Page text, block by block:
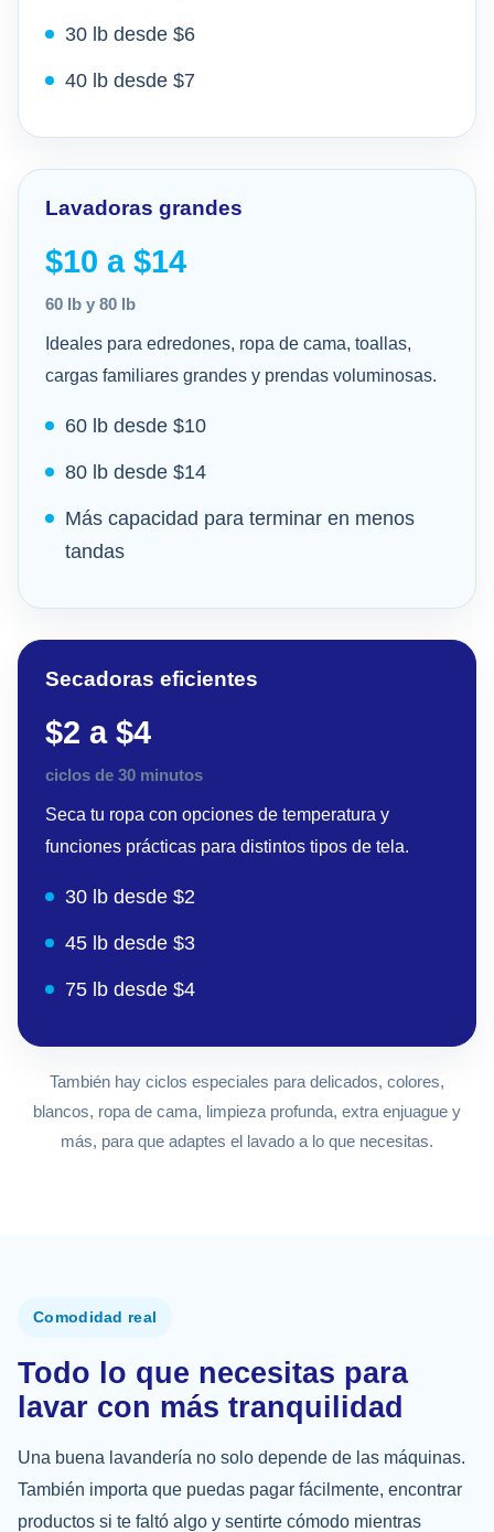
30 lb desde $6
40 lb desde $7
Lavadoras grandes
$10 a $14
60 lb y 80 lb
Ideales para edredones, ropa de cama, toallas,
cargas familiares grandes y prendas voluminosas.
60 lb desde $10
80 lb desde $14
Más capacidad para terminar en menos
tandas
Secadoras eficientes
$2 a $4
ciclos de 30 minutos
Seca tu ropa con opciones de temperatura y
funciones prácticas para distintos tipos de tela.
30 lb desde $2
45 lb desde $3
75 lb desde $4
También hay ciclos especiales para delicados, colores,
blancos, ropa de cama, limpieza profunda, extra enjuague y
más, para que adaptes el lavado a lo que necesitas.
Comodidad real
Todo lo que necesitas para
lavar con más tranquilidad
Una buena lavandería no solo depende de las máquinas.
También importa que puedas pagar fácilmente, encontrar
productos si te faltó algo y sentirte cómodo mientras